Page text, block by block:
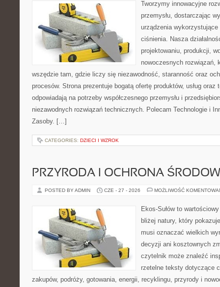
Tworzymy innowacyjne
przemysłu, dostarczając
urządzenia
ciśnienia. Nasza
projektowaniu, produkcji,
nowoczesnych rozwiązań,
wszędzie tam, gdzie liczy się niezawodność, staranność oraz
procesów. Strona prezentuje bogatą ofertę produktów, usług oraz
odpowiadają na potrzeby współczesnego przemysłu i
niezawodnych rozwiązań technicznych. Polecam Technologie i
Zasoby. […]
CATEGORIES: DZIECI I WZROK
PRZYRODA I OCHRONA
POSTED BY ADMIN CZE - 27 - 2026 MOŻLIWOŚĆ
Ekos-Sułów to
bliżej natury, który
musi oznaczać wielkich
decyzji ani kosztownych
czytelnik może znaleźć
rzetelne teksty dotyczące
zakupów, podróży, gotowania, energii, recyklingu, przyrody i